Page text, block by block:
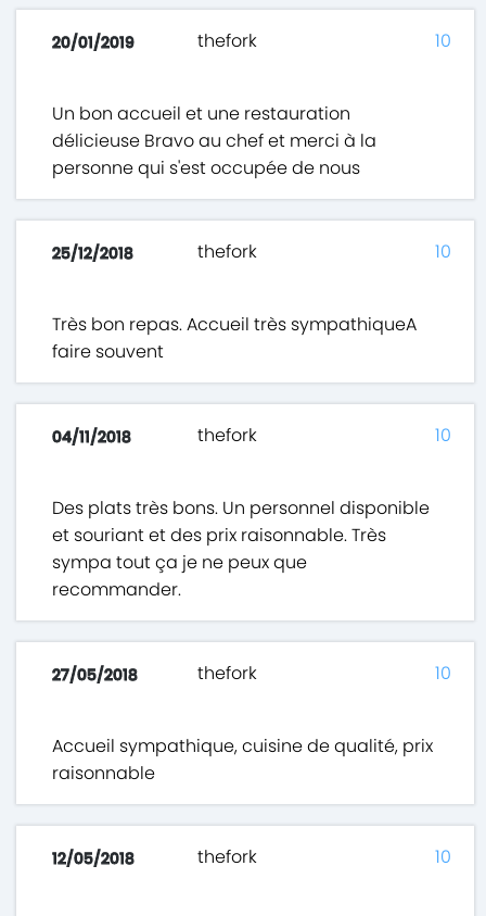
20/01/2019 thefork
Un bon accueil et une restauration
délicieuse Bravo au chef et merci à la
personne qui s'est occupée de nous
10
25/12/2018 thefork
Très bon repas. Accueil très sympathiqueA
faire souvent
10
04/11/2018 thefork
Des plats très bons. Un personnel disponible
et souriant et des prix raisonnable. Très
sympa tout ça je ne peux que
recommander.
10
27/05/2018 thefork
Accueil sympathique, cuisine de qualité, prix
raisonnable
10
12/05/2018 thefork 10